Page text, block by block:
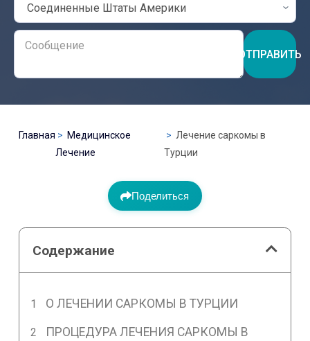
ОТПРАВИТЬ
Главная
Медицинское
Лечение
Лечение саркомы в
Турции
Поделиться
Содержание
О ЛЕЧЕНИИ САРКОМЫ В ТУРЦИИ
ПРОЦЕДУРА ЛЕЧЕНИЯ САРКОМЫ В